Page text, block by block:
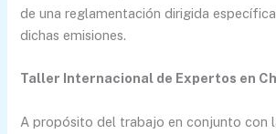
de una reglamentación dirigida
dichas emisiones.
Taller Internacional de Expertos en
A propósito del trabajo en conjunto con